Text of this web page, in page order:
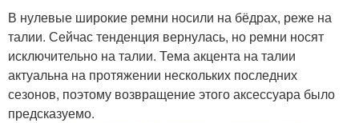
В нулевые широкие ремни носили на бёдрах, реже на
талии. Сейчас тенденция вернулась, но ремни носят
исключительно на талии. Тема акцента на талии
актуальна на протяжении нескольких последних
сезонов, поэтому возвращение этого аксессуара было
предсказуемо.